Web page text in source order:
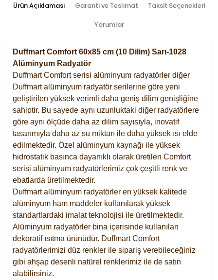
Ürün Açıklaması Garanti ve Teslimat Taksit Seçenekleri
Yorumlar
Duffmart Comfort 60x85 cm (10 Dilim) Sarı-1028
Alüminyum Radyatör
Duffmart Comfort serisi alüminyum radyatörler diğer
Duffmart alüminyum radyatör serilerine göre yeni
geliştirilen yüksek verimli daha geniş dilim genişliğine
sahiptir. Bu sayede aynı uzunluktaki diğer radyatörlere
göre aynı ölçüde daha az dilim sayısıyla, inovatif
tasarımıyla daha az su miktarı ile daha yüksek ısı elde
edilmektedir. Özel alüminyum kaynağı ile yüksek
hidrostatik basınca dayanıklı olarak üretilen Comfort
serisi alüminyum radyatörlerimiz çok çeşitli renk ve
ebatlarda üretilmektedir.
Duffmart alüminyum radyatörler en yüksek kalitede
alüminyum ham maddeler kullanılarak yüksek
standartlardaki imalat teknolojisi ile üretilmektedir.
Alüminyum radyatörler bina içerisinde kullanılan
dekoratif ısıtma ürünüdür. Duffmart Comfort
radyatörlerimizi düz renkler ile sipariş verebileceğiniz
gibi ahşap desenli natürel renklerimiz ile de satın
alabilirsiniz.